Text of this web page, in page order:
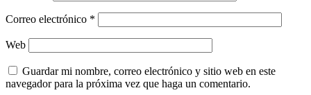
Correo electrónico *
Web
Guardar mi nombre, correo electrónico y sitio web en este
navegador para la próxima vez que haga un comentario.